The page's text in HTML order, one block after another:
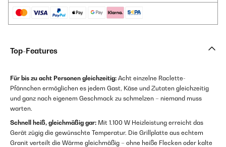
Top-Features
Für bis zu acht Personen gleichzeitig: Acht einzelne Raclette-
Pfännchen ermöglichen es jedem Gast, Käse und Zutaten gleichzeitig
und ganz nach eigenem Geschmack zu schmelzen – niemand muss
warten.
Schnell heiß, gleichmäßig gar: Mit 1.100 W Heizleistung erreicht das
Gerät zügig die gewünschte Temperatur. Die Grillplatte aus echtem
Granit verteilt die Wärme gleichmäßig – ohne heiße Flecken oder kalte